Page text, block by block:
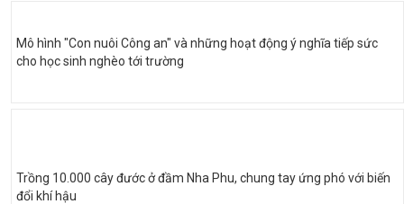
Mô hình "Con nuôi Công an" và những hoạt động ý nghĩa tiếp sức
cho học sinh nghèo tới trường
Trồng 10.000 cây đước ở đầm Nha Phu, chung tay ứng phó với biến
đổi khí hậu